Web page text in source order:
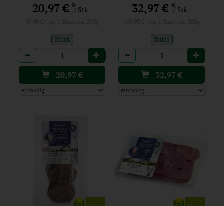
20,97 € */ Stk
Stück
Anzahl
20,97€
32,97 € */ Stk
Stück
Anzahl
32,97€